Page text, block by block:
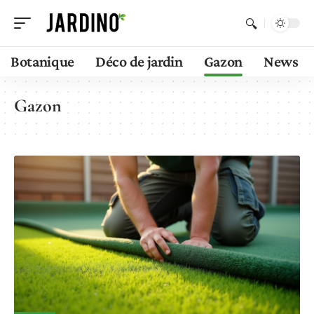
Botanique Déco de jardin Gazon News
Gazon